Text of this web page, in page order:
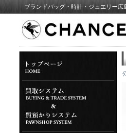
ブランドバッグ・時計・ジュエリー